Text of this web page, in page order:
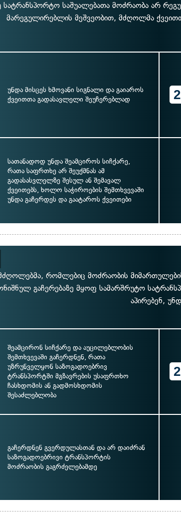
სატრანსპორტო საშუალებათა მოძრაობა არ
მარეგულირებლის მეშვეობით, მძღოლმა
უნდა მისცეს ხმოვანი სიგნალი და გაიაროს
ქვეითთა გადასავლელი შეუჩერებლად
2
სათანადოდ უნდა შეამციროს სიჩქარე,
რათა საფრთხე არ შეუქმნას ამ
გადასასვლელზე შესულ ან შემავალ
ქვეითებს, ხოლო საჭიროების შემთხვევაში
უნდა გაჩერდეს და გაატაროს ქვეითები
რომლებიც მოძრაობის
გაჩერებაზე მყოფ სამარშრუტო
აპირებენ,
შეამცირონ სიჩქარე და აუცილებლობის
შემთხვევაში გაჩერდნენ, რათა
უზრუნველყონ საზოგადოებრივ
ტრანსპორტში მგზავრების უსაფრთხო
ჩასხდომის ან გადმოსხდომის
შესაძლებლობა
2
გაჩერდნენ გვერდულასთან და არ დაიძრან
საზოგადოებრივი ტრანსპორტის
მოძრაობის გაგრძელებამდე